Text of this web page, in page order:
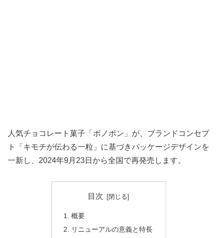
人気チョコレート菓子「ボノボン」が、ブランドコンセプ
ト「キモチが伝わる一粒」に基づきパッケージデザインを
一新し、2024年9月23日から全国で再発売します。
目次
概要
リニューアルの意義と特長